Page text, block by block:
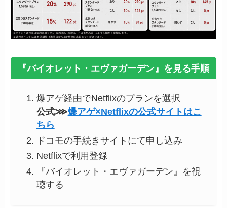
『バイオレット・エヴァガーデン』を見る手順
爆アゲ経由でNetflixのプランを選択
公式⋙爆アゲ×Netflixの公式サイトはこ
ちら
ドコモの手続きサイトにて申し込み
Netflixで利用登録
『バイオレット・エヴァガーデン』を視
聴する